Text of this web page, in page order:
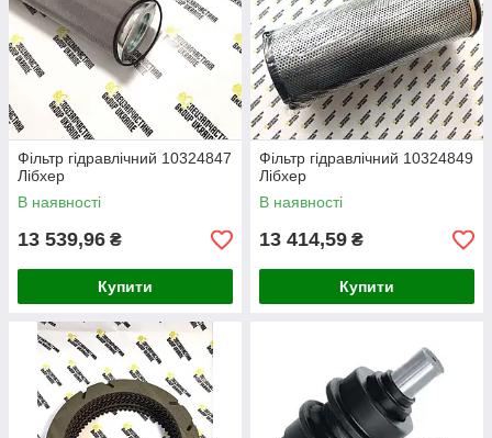
Фільтр гідравлічний 10324847
Лібхер
В наявності
13 539,96 ₴
Купити
Фільтр гідравлічний 10324849
Лібхер
В наявності
13 414,59 ₴
Купити